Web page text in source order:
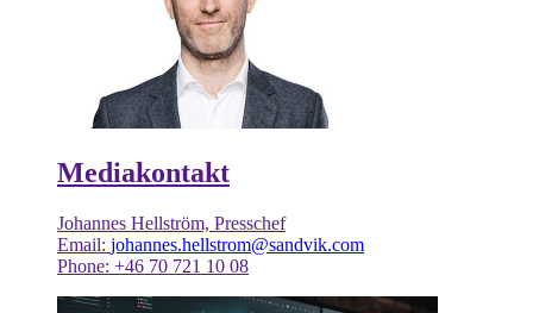
Mediakontakt
Johannes Hellström, Presschef
Email: johannes.hellstrom@sandvik.com
Phone: +46 70 721 10 08